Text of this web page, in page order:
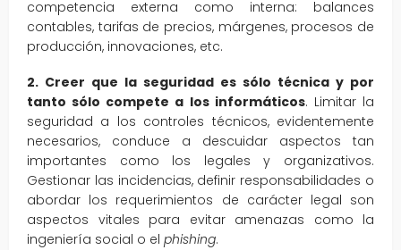
competencia externa como interna: balances
contables, tarifas de precios, márgenes, procesos de
producción, innovaciones, etc.
2. Creer que la seguridad es sólo técnica y por
tanto sólo compete a los informáticos. Limitar la
seguridad a los controles técnicos, evidentemente
necesarios, conduce a descuidar aspectos tan
importantes como los legales y organizativos.
Gestionar las incidencias, definir responsabilidades o
abordar los requerimientos de carácter legal son
aspectos vitales para evitar amenazas como la
ingeniería social o el phishing.